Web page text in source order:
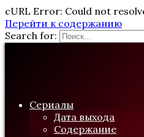
cURL Error: Could not
Перейти к содержанию
Search for:
Сериалы
Дата выхода
Содержание